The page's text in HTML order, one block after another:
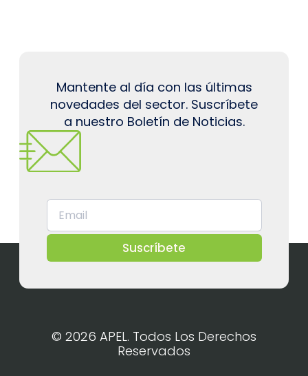
Mantente al día con las últimas
novedades del sector. Suscríbete
a nuestro Boletín de Noticias.
Suscríbete
© 2026 APEL. Todos Los Derechos
Reservados